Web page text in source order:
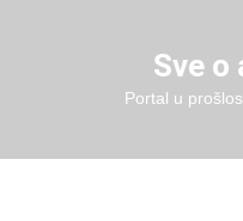
Sve o
Portal u